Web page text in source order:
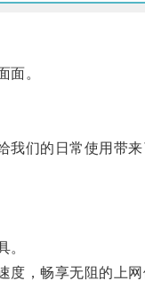
。
们的日常使用带来
。
，畅享无阻的上网